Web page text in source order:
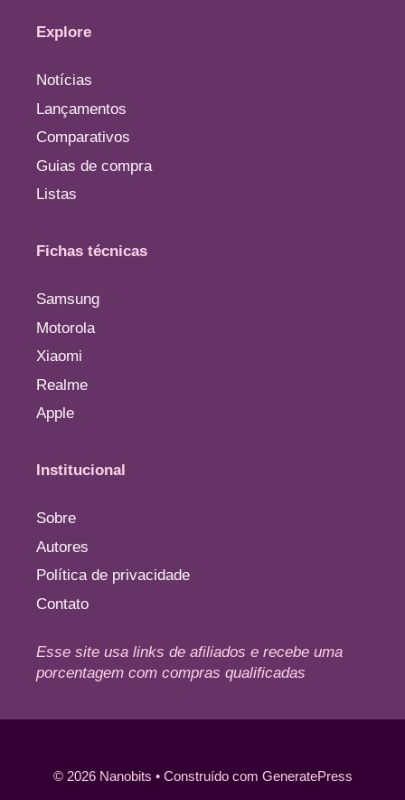
Explore
Notícias
Lançamentos
Comparativos
Guias de compra
Listas
Fichas técnicas
Samsung
Motorola
Xiaomi
Realme
Apple
Institucional
Sobre
Autores
Política de privacidade
Contato
Esse site usa links de afiliados e recebe uma
porcentagem com compras qualificadas
© 2026 Nanobits • Construído com GeneratePress